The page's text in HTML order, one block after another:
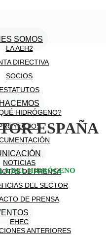
SOMOS
LA AEH2
DIRECTIVA
SOCIOS
ESTATUTOS
HIDRÓGENO?
NOTICIAS
DE PRENSA
DEL SECTOR
DE PRENSA
EHEC
ANTERIORES
ESPAÑA
DEL HIDRÓGENO